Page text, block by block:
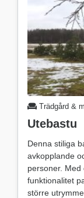
Trädgård &
Utebastu
Denna stiliga
avkopplande
personer.
funktionalitet
större